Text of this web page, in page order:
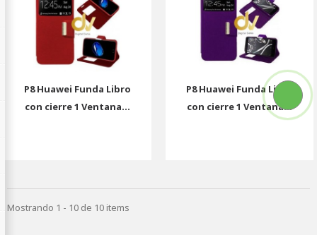
P8 Huawei Funda Libro
con cierre 1 Ventana...
P8 Huawei Funda Libro
con cierre 1 Ventana...
Mostrando 1 - 10 de 10 items